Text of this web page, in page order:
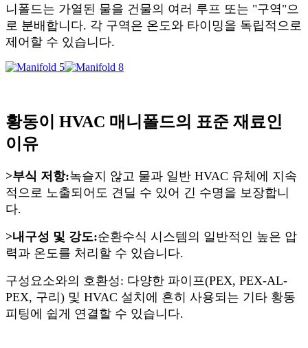
니폴드는 가열된 물을 건물의 여러 루프 또는 "구역"으
로 분배합니다. 각 구역은 온도와 타이밍을 독립적으로
제어할 수 있습니다.
황동이 HVAC 매니폴드의 표준 재료인
이유
>부식 저항:녹슬지 않고 물과 일반 HVAC 유체에 지속
적으로 노출되어도 견딜 수 있어 긴 수명을 보장합니
다.
>내구성 및 강도:순환수식 시스템의 일반적인 높은 압
력과 온도를 처리할 수 있습니다.
구성요소와의 호환성: 다양한 파이프(PEX, PEX-AL-
PEX, 구리) 및 HVAC 설치에 흔히 사용되는 기타 황동
피팅에 쉽게 연결할 수 있습니다.